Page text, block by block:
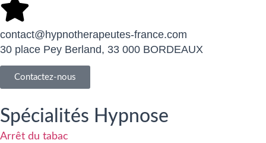
contact@hypnotherapeutes-france.com
30 place Pey Berland, 33 000 BORDEAUX
Contactez-nous
Spécialités Hypnose
Arrêt du tabac